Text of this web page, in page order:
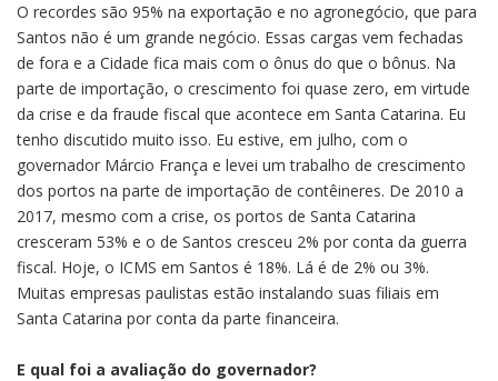
O recordes são 95% na exportação e no agronegócio, que para
Santos não é um grande negócio. Essas cargas vem fechadas
de fora e a Cidade fica mais com o ônus do que o bônus. Na
parte de importação, o crescimento foi quase zero, em virtude
da crise e da fraude fiscal que acontece em Santa Catarina. Eu
tenho discutido muito isso. Eu estive, em julho, com o
governador Márcio França e levei um trabalho de crescimento
dos portos na parte de importação de contêineres. De 2010 a
2017, mesmo com a crise, os portos de Santa Catarina
cresceram 53% e o de Santos cresceu 2% por conta da guerra
fiscal. Hoje, o ICMS em Santos é 18%. Lá é de 2% ou 3%.
Muitas empresas paulistas estão instalando suas filiais em
Santa Catarina por conta da parte financeira.
E qual foi a avaliação do governador?